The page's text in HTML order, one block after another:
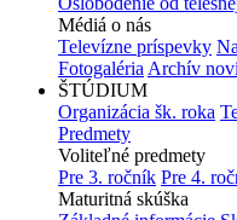
Médiá o nás
Televízne príspevky
Fotogaléria Archív
ŠTÚDIUM
Organizácia šk. roka
Predmety
Voliteľné predmety
Pre 3. ročník Pre 4.
Maturitná skúška